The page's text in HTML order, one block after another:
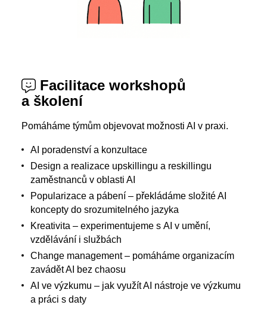
Facilitace workshopů
a školení
Pomáháme týmům objevovat možnosti AI v praxi.
AI poradenství a konzultace
Design a realizace upskillingu a reskillingu
zaměstnanců v oblasti AI
Popularizace a pábení – překládáme složité AI
koncepty do srozumitelného jazyka
Kreativita – experimentujeme s AI v umění,
vzdělávání i službách
Change management – pomáháme organizacím
zavádět AI bez chaosu
AI ve výzkumu – jak využít AI nástroje ve výzkumu
a práci s daty